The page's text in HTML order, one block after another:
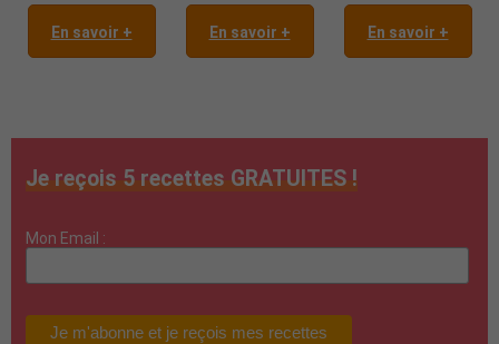
En savoir + En savoir + En savoir +
Je reçois 5 recettes GRATUITES !
Mon Email :